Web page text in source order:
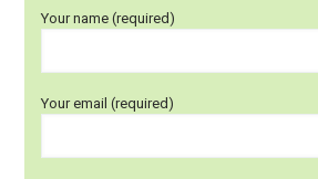
Your name (required)
Your email (required)